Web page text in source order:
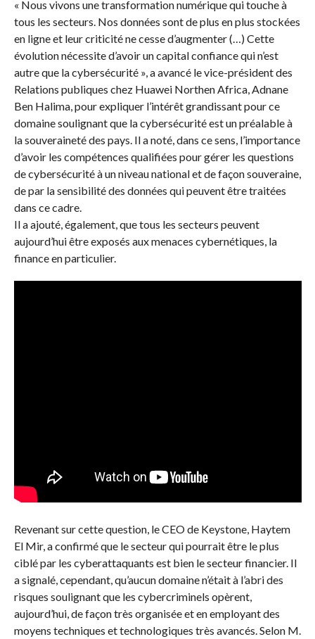
« Nous vivons une transformation numérique qui touche à
tous les secteurs. Nos données sont de plus en plus stockées
en ligne et leur criticité ne cesse d’augmenter (…) Cette
évolution nécessite d’avoir un capital confiance qui n’est
autre que la cybersécurité », a avancé le vice-président des
Relations publiques chez Huawei Northen Africa, Adnane
Ben Halima, pour expliquer l’intérêt grandissant pour ce
domaine soulignant que la cybersécurité est un préalable à
la souveraineté des pays. Il a noté, dans ce sens, l’importance
d’avoir les compétences qualifiées pour gérer les questions
de cybersécurité à un niveau national et de façon souveraine,
de par la sensibilité des données qui peuvent être traitées
dans ce cadre.
Il a ajouté, également, que tous les secteurs peuvent
aujourd’hui être exposés aux menaces cybernétiques, la
finance en particulier.
Revenant sur cette question, le CEO de Keystone, Haytem
El Mir, a confirmé que le secteur qui pourrait être le plus
ciblé par les cyberattaquants est bien le secteur financier. Il
a signalé, cependant, qu’aucun domaine n’était à l’abri des
risques soulignant que les cybercriminels opèrent,
aujourd’hui, de façon très organisée et en employant des
moyens techniques et technologiques très avancés. Selon M.